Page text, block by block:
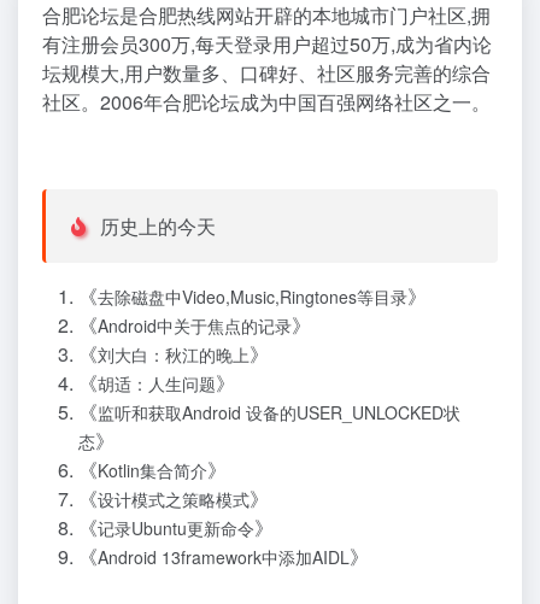
合肥论坛是合肥热线网站开辟的本地城市门户社区,拥
有注册会员300万,每天登录用户超过50万,成为省内论
坛规模大,用户数量多、口碑好、社区服务完善的综合
社区。2006年合肥论坛成为中国百强网络社区之一。
历史上的今天
《去除磁盘中Video,Music,Ringtones等目录》
《Android中关于焦点的记录》
《刘大白：秋江的晚上》
《胡适：人生问题》
《监听和获取Android 设备的USER_UNLOCKED状
态》
《Kotlin集合简介》
《设计模式之策略模式》
《记录Ubuntu更新命令》
《Android 13framework中添加AIDL》